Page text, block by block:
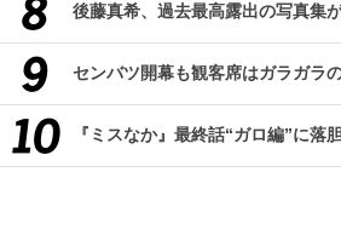
後藤真希、過去最高露出の写真集
センバツ開幕も観客席はガラガラ
『ミスなか』最終話“ガロ編”に落